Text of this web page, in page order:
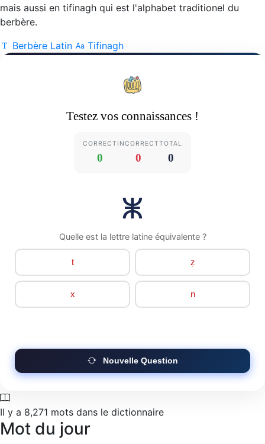
mais aussi en tifinagh qui est l'alphabet traditionel du
berbère.
Berbère Latin
Tifinagh
Testez vos connaissances !
CORRECT
0
INCORRECT
0
TOTAL
0
ⵥ
Quelle est la lettre latine équivalente ?
t ẓ
x n
Nouvelle Question
Il y a 8,271 mots dans le dictionnaire
Mot du jour